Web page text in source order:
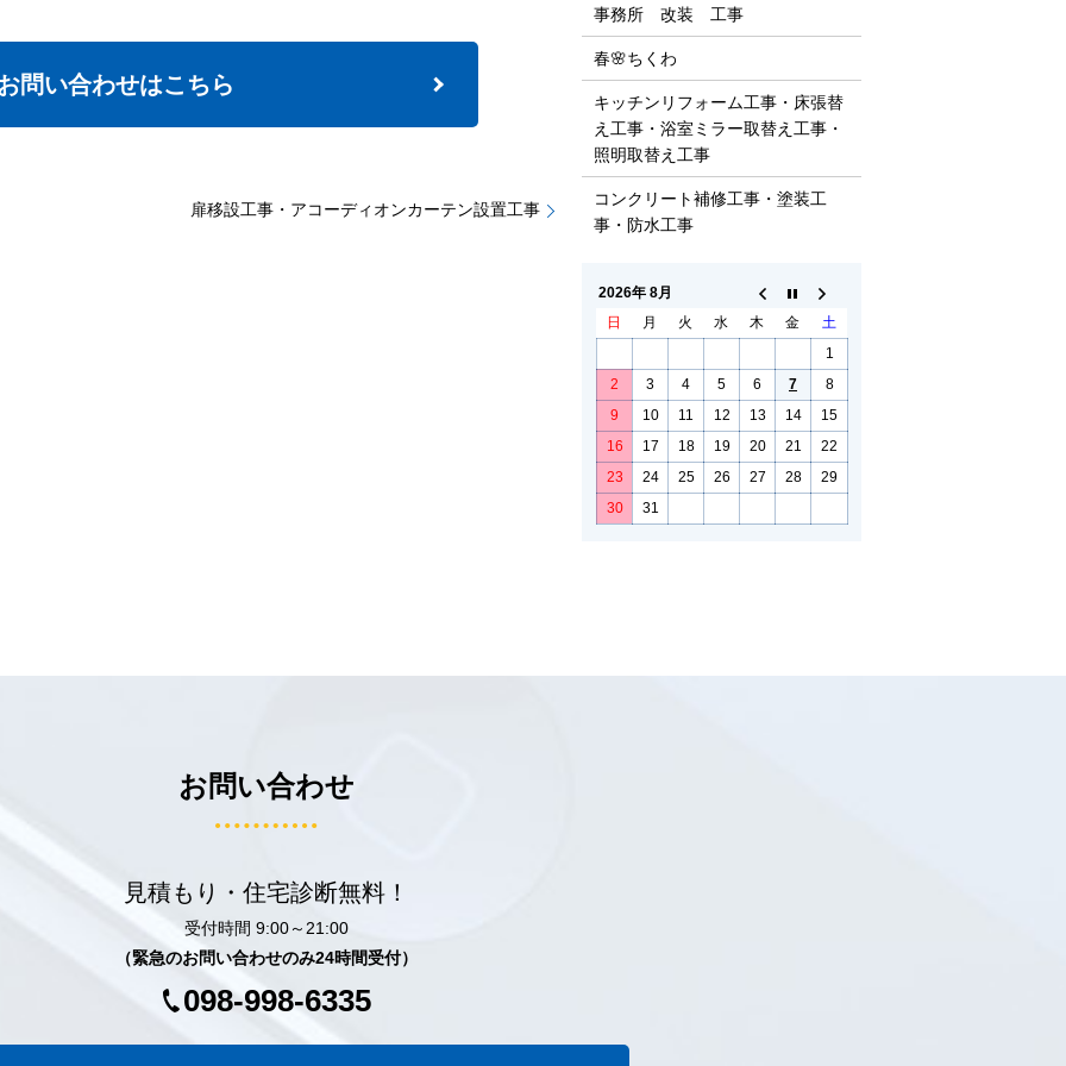
問い合わせはこちら
扉移設工事・アコーディオンカーテン設置工事
事務所 改装 工事
春🌸ちくわ
キッチンリフォーム工事・床張替
え工事・浴室ミラー取替え工事・
照明取替え工事
コンクリート補修工事・塗装工
事・防水工事
2026年 8月
日
月 火 水 木 金
土
1
2
3 4 5 6 7
8
9
10 11 12 13 14
15
16
17 18 19 20 21
22
23
24 25 26 27 28
29
30
31
お問い合わせ
見積もり・住宅診断無料！
受付時間 9:00～21:00
（緊急のお問い合わせのみ24時間受付）
098-998-6335